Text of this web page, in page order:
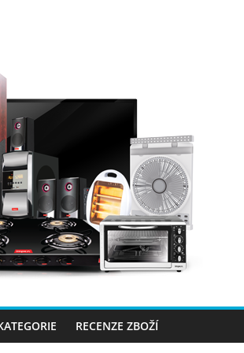
RECENZE ZBOŽÍ